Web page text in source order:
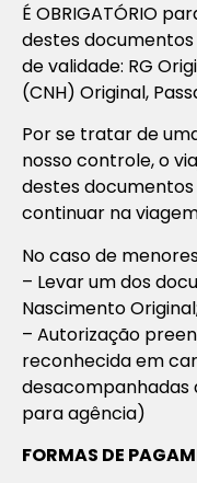
É OBRIGATÓRIO
destes
de validade: RG
(CNH) Original,
Por se tratar de
nosso controle, o
destes
continuar na
No caso de
– Levar um dos
Nascimento Original;
– Autorização
reconhecida em
desacompanhadas
para agência)
FORMAS DE